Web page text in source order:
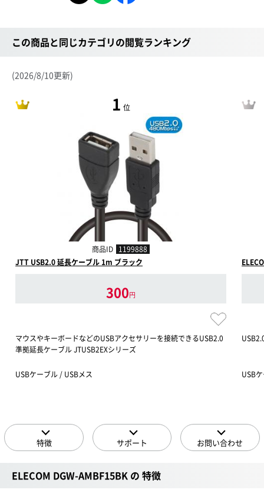
この商品と同じカテゴリの閲覧ランキング
(2026/8/10更新)
1 位
商品ID 1199888
JTT USB2.0 延長ケーブル 1m ブラック
300円
マウスやキーボードなどのUSBアクセサリーを接続できるUSB2.0
準拠延長ケーブル JTUSB2EXシリーズ
USBケーブル / USBメス USB
特徴 サポート お問い合わせ
ELECOM DGW-AMBF15BK の 特徴